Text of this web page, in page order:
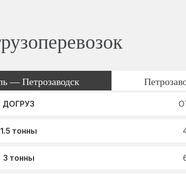
— Петрозаводск
ДОГРУЗ
1.5 тонны
3 тонны